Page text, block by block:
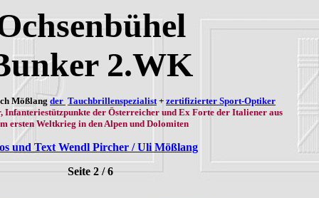
2.WK
Mößlang der Tauchbrillenspezialist+ zertifizierter Sport-Optiker
Infanteriestützpunkte der Österreicher und Ex Forte der Italiener aus
ersten Weltkrieg in den Alpen und Dolomiten
und Text Wendl Pircher / Uli Mößlang
Seite 2 / 6